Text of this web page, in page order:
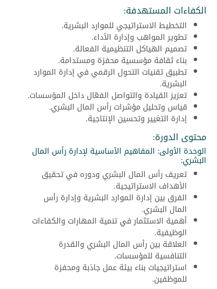
الكفاءات المستهدفة:
التخطيط الاستراتيجي للموارد البشرية.
تطوير المواهب وإدارة الأداء.
تصميم الهياكل التنظيمية الفعالة.
بناء ثقافة مؤسسية محفزة ومستدامة.
تطبيق تقنيات التحول الرقمي في إدارة الموارد
البشرية.
تعزيز القيادة والتواصل الفعّال داخل المؤسسات.
قياس وتحليل مؤشرات رأس المال البشري.
إدارة التغيير وتحسين الإنتاجية.
محتوى الدورة:
الوحدة الأولى: المفاهيم الأساسية لإدارة رأس المال
البشري:
تعريف رأس المال البشري ودوره في تحقيق
الأهداف الاستراتيجية.
الفرق بين إدارة الموارد البشرية وإدارة رأس
المال البشري.
أهمية الاستثمار في تنمية المهارات والكفاءات
الوظيفية.
العلاقة بين رأس المال البشري والقدرة
التنافسية للمؤسسات.
استراتيجيات بناء بيئة عمل جاذبة ومحفزة
للموظفين.